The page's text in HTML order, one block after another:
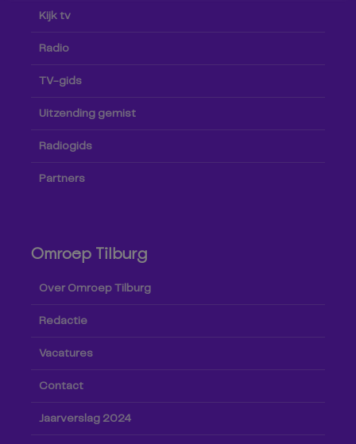
Kijk tv
Radio
TV-gids
Uitzending gemist
Radiogids
Partners
Omroep Tilburg
Over Omroep Tilburg
Redactie
Vacatures
Contact
Jaarverslag 2024